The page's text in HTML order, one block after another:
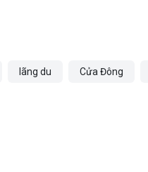
lãng du Cửa Đông